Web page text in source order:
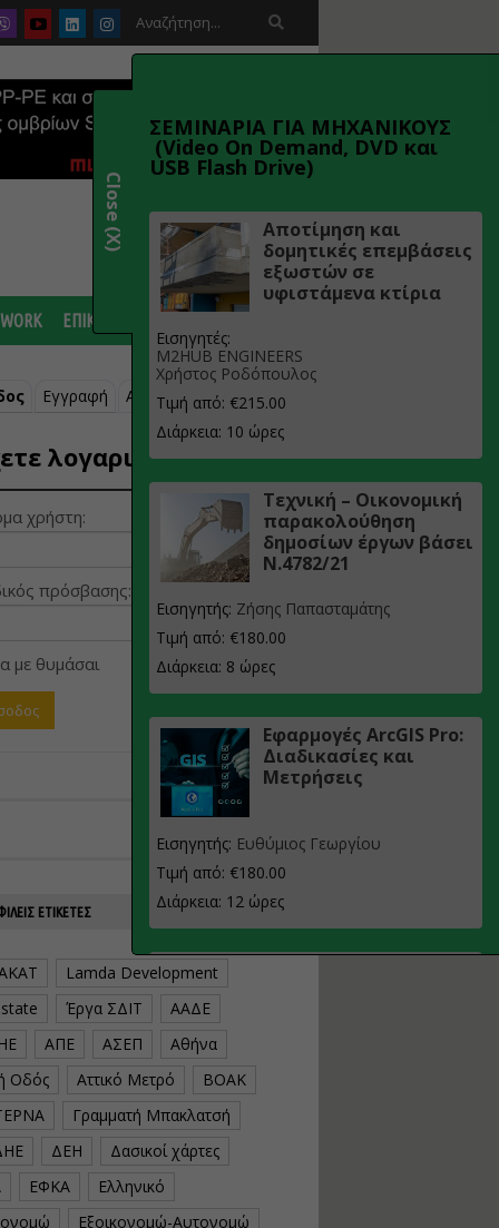

ΕΠΙΚΟΙΝΩΝΙΑ
Εγγραφή Ανάκτηση κωδικού
λογαριασμό;
χρήστη:
πρόσβασης:
με θυμάσαι
ΕΤΙΚΈΤΕΣ
Lamda Development
Έργα ΣΔΙΤ
ΑΑΔΕ
ΑΠΕ ΑΣΕΠ
Αθήνα
Οδός
Αττικό Μετρό
ΒΟΑΚ
Γραμματή Μπακλατσή
ΔΕΗ
Δασικοί χάρτες
ΕΦΚΑ
Ελληνικό
Εξοικονομώ-Αυτονομώ
ΣΕΜΙΝΑΡΙΑ ΓΙΑ ΜΗΧΑΝΙΚΟΥΣ
(Video On Demand, DVD και
USB Flash Drive)
Αποτίμηση και
δομητικές επεμβάσεις
εξωστών σε
υφιστάμενα κτίρια
Εισηγητές:
M2HUB ENGINEERS
Χρήστος Ροδόπουλος
Τιμή από: €215.00
Διάρκεια: 10 ώρες
Τεχνική – Οικονομική
παρακολούθηση
δημοσίων έργων βάσει
Ν.4782/21
Εισηγητής: Ζήσης Παπασταμάτης
Τιμή από: €180.00
Διάρκεια: 8 ώρες
Εφαρμογές ArcGIS Pro:
Διαδικασίες και
Μετρήσεις
Εισηγητής: Ευθύμιος Γεωργίου
Τιμή από: €180.00
Διάρκεια: 12 ώρες
Εισηγητής:
Τιμή από: €230.00
Διάρκεια: 16 ώρες
Close (X)